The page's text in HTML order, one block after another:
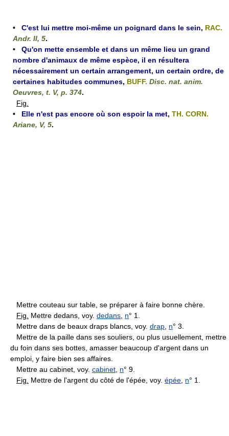
• C'est lui mettre moi-même un poignard dans le sein, RAC.
Andr. II, 5.
• Qu'on mette ensemble et dans un même lieu un grand
nombre d'animaux de même espèce, il en résultera
nécessairement un certain arrangement, un certain ordre, de
certaines habitudes communes, BUFF. Disc. nat. anim.
Oeuvres, t. V, p. 374.
Fig.
• Elle n'est pas encore où son espoir la met, TH. CORN.
Ariane, V, 5.
Mettre couteau sur table, se préparer à faire bonne chère.
Fig.
Mettre dedans, voy. dedans n° 1.
Mettre dans de beaux draps blancs, voy. drap n° 3.
Mettre de la paille dans ses souliers, ou plus usuellement, mettre
du foin dans ses bottes, amasser beaucoup d'argent dans un
emploi, y faire bien ses affaires.
Mettre au cabinet, voy. cabinet n° 9.
Fig.
Mettre de l'argent du côté de l'épée, voy. épée n° 1.